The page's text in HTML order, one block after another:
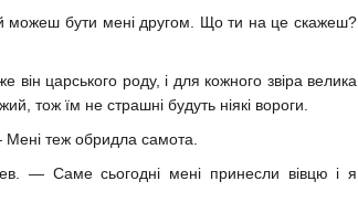
можеш бути мені другом. Що ти на це скажеш?
царського роду, і для кожного звіра велика
тож їм не страшні будуть ніякі вороги.
теж обридла самота.
— Саме сьогодні мені принесли вівцю і я